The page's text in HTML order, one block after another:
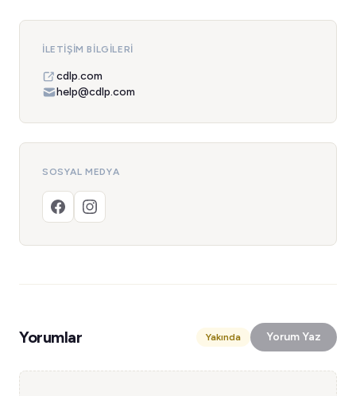
İLETIŞIM BILGILERI
cdlp.com
help@cdlp.com
SOSYAL MEDYA
Yorumlar Yakında Yorum Yaz